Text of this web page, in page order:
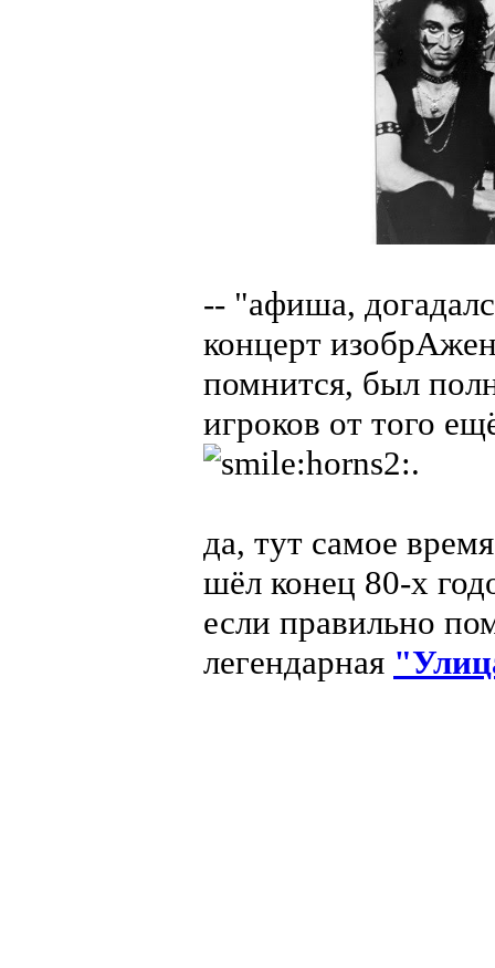
-- "афиша,
концерт
помнится, был
игроков от того
.
да, тут самое
шёл конец 80-х
если правильно
легендарная